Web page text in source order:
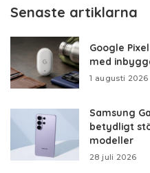
Senaste artiklarna
Google
med
1 augusti 2026
Samsung
betydligt
modeller
28 juli 2026